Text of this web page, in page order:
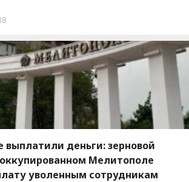
выплатили деньги: зерновой
Мелитополе
уволенным сотрудникам